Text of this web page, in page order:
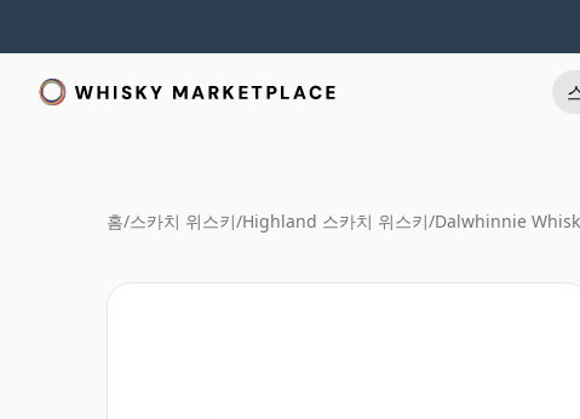
홈/스카치 위스키/Highland 스카치 위스키/Dalwhinnie